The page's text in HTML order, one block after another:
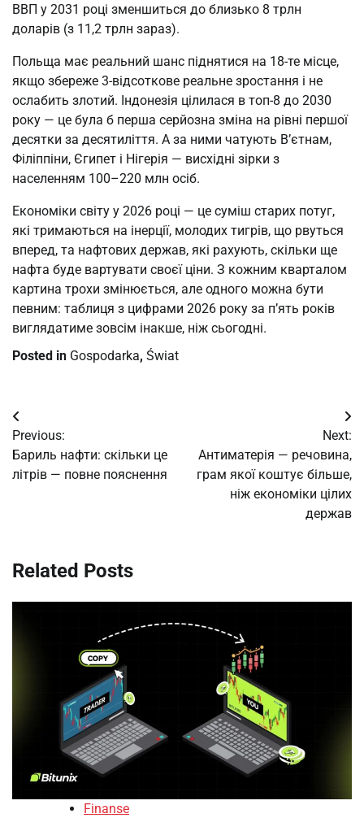
ВВП у 2031 році зменшиться до близько 8 трлн
доларів (з 11,2 трлн зараз).
Польща має реальний шанс піднятися на 18-те місце,
якщо збереже 3-відсоткове реальне зростання і не
ослабить злотий. Індонезія цілилася в топ-8 до 2030
року — це була б перша серйозна зміна на рівні першої
десятки за десятиліття. А за ними чатують В’єтнам,
Філіппіни, Єгипет і Нігерія — висхідні зірки з
населенням 100–220 млн осіб.
Економіки світу у 2026 році — це суміш старих потуг,
які тримаються на інерції, молодих тигрів, що рвуться
вперед, та нафтових держав, які рахують, скільки ще
нафта буде вартувати своєї ціни. З кожним кварталом
картина трохи змінюється, але одного можна бути
певним: таблиця з цифрами 2026 року за п’ять років
виглядатиме зовсім інакше, ніж сьогодні.
Posted in Gospodarka, Świat
Post
navigation
Previous:
Бариль нафти: скільки це
літрів — повне пояснення
Next:
Антиматерія — речовина,
грам якої коштує більше,
ніж економіки цілих
держав
Related Posts
Finanse